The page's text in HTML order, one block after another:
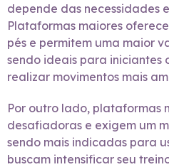
depende das necessidades
Plataformas maiores
pés e permitem uma maior
sendo ideais para iniciantes
realizar movimentos mais
Por outro lado, plataformas
desafiadoras e exigem um
sendo mais indicadas para
buscam intensificar seu